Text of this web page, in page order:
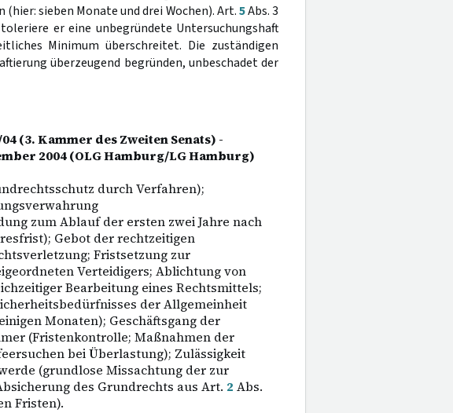
sieben Monate und drei Wochen). Art.5Abs. 3
er eine unbegründete Untersuchungshaft
Minimum überschreitet. Die zuständigen
überzeugend begründen, unbeschadet der
(3. Kammer des Zweiten Senats) -
2004 (OLG Hamburg/LG Hamburg)
durch Verfahren);
zum Ablauf der ersten zwei Jahre nach
Gebot der rechtzeitigen
Fristsetzung zur
Verteidigers; Ablichtung von
Bearbeitung eines Rechtsmittels;
der Allgemeinheit
Monaten); Geschäftsgang der
(Fristenkontrolle; Maßnahmen der
bei Überlastung); Zulässigkeit
(grundlose Missachtung der zur
des Grundrechts aus Art. 2 Abs.
Fristen).